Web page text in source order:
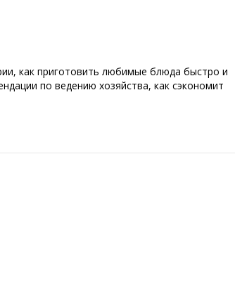
как приготовить любимые блюда быстро и
по ведению хозяйства, как сэкономит